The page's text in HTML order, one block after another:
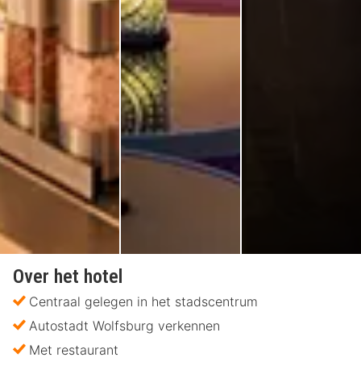
Over het hotel
Centraal gelegen in het stadscentrum
Autostadt Wolfsburg verkennen
Met restaurant